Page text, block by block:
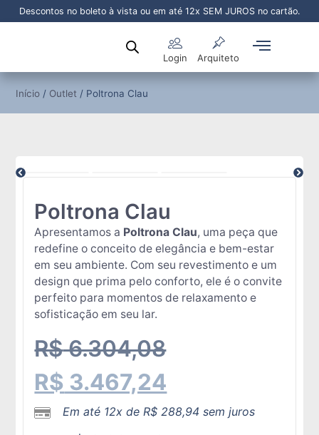
Descontos no boleto à vista ou em até 12x SEM JUROS no cartão.
Login Arquiteto
Início / Outlet / Poltrona Clau
Poltrona Clau
Apresentamos a Poltrona Clau, uma peça que
redefine o conceito de elegância e bem-estar
em seu ambiente. Com seu revestimento e um
design que prima pelo conforto, ele é o convite
perfeito para momentos de relaxamento e
sofisticação em seu lar.
R$6.304,08
R$ 3.467,24
Em até 12x deR$ 288,94 sem juros